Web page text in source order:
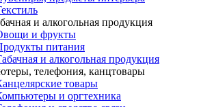
и алкогольная продукция
и фрукты
питания
и алкогольная продукция
телефония, канцтовары
товары
и оргтехника